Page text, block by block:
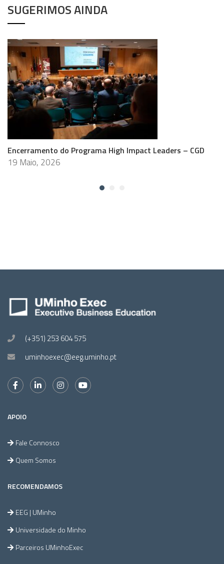
SUGERIMOS AINDA
Encerramento do Programa High Impact Leaders – CGD
19 Maio, 2026
(+351) 253 604 575
uminhoexec@eeg.uminho.pt
APOIO
Fale Connosco
Quem Somos
RECOMENDAMOS
EEG | UMinho
Universidade do Minho
Parceiros UMinhoExec